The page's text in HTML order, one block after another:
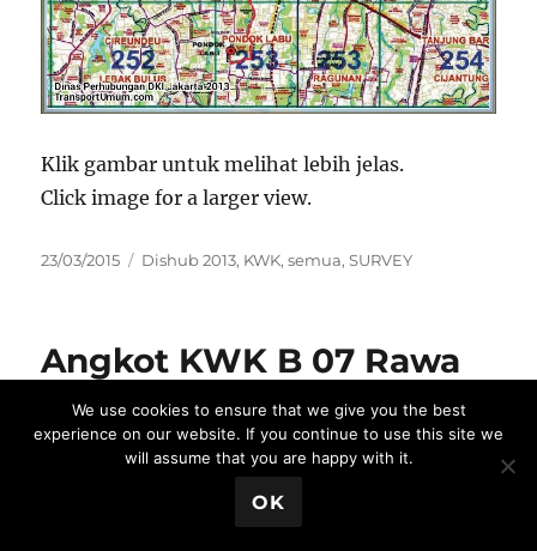
Klik gambar untuk melihat lebih jelas.
Click image for a larger view.
Posted
23/03/2015 Categories
Dishub 2013, KWK,semua,SURVEY
Angkot KWK B 07 Rawa
Buaya – Rawa Bokor
Angkot KWK B07 Rawa Buaya – Rawa Bokor
We use cookies to ensure that we give you the best
experience on our website. If you continue to use this site we
will assume that you are happy with it.
OK